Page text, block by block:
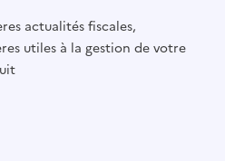
actualités fiscales,
utiles à la gestion de votre